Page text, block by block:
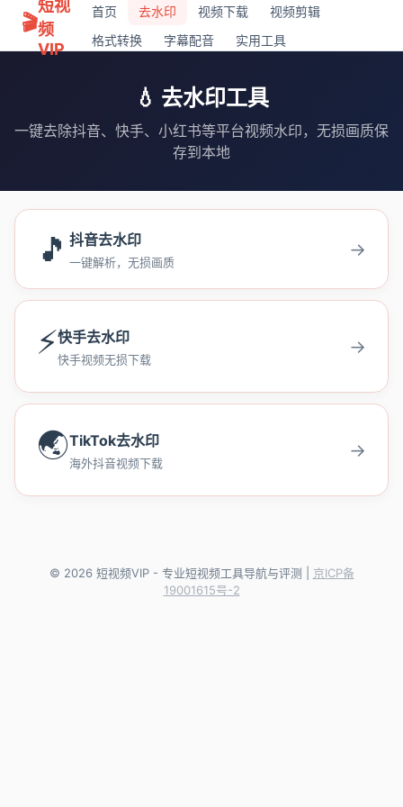
🎬
短视
频
VIP
首页 去水印 视频下载
视频剪辑
格式转换
字幕配音 实用工具
💧 去水印工具
一键去除抖音、快手、小红书等平台视频水印，无损画质保
存到本地
🎵 抖音去水印
一键解析，无损画质
→
⚡快手去水印
快手视频无损下载
→
🌏TikTok去水印
海外抖音视频下载
→
© 2026 短视频VIP - 专业短视频工具导航与评测 | 京ICP备
19001615号-2